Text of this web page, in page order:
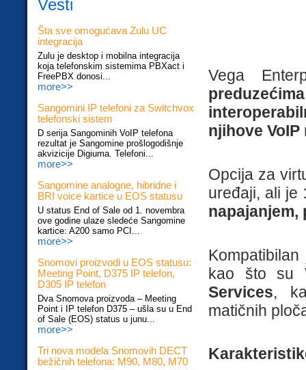
Vesti
Šta sve omogućava Zulu UC
integracija
Zulu je desktop i mobilna integracija
koja telefonskim sistemima PBXact i
FreePBX donosi...
more>>
Sangomini IP telefoni za Switchvox
telefonski sistem
D serija Sangominih VoIP telefona
rezultat je Sangomine prošlogodišnje
akvizicije Digiuma. Telefoni...
more>>
Sangomine analogne, hibridne i
BRI voice kartice u EOS statusu
U status End of Sale od 1. novembra
ove godine ulaze sledeće Sangomine
kartice: A200 samo PCI...
more>>
Snomovi proizvodi u EOS statusu:
Meeting Point, D375 IP telefon,
D305 IP telefon
Dva Snomova proizvoda – Meeting
Point i IP telefon D375 – ušla su u End
of Sale (EOS) status u junu...
more>>
Tri nova modela Snomovih DECT
bežičnih telefona: M90, M80, M70
Vega
njihove
Opcija za
uređaji, ali je
kao što su
Services,
matičnih